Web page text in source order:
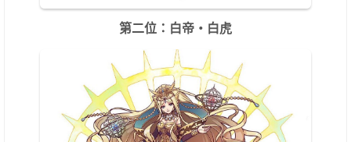
第二位：白帝・白虎